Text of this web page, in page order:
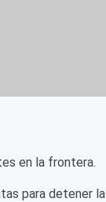
en la frontera.
para detener la